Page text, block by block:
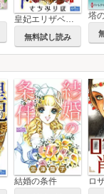
無料試し読み
結婚の条件